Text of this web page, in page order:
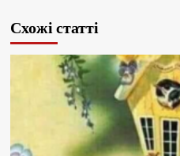
Схожі статті